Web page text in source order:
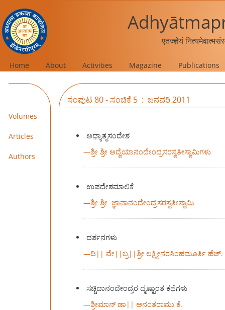
एतज्ज्ञेयं
Home About Activities Magazine Publications
Volumes
Articles
Authors
ಸಂಪುಟ 80 - ಸಂಚಿಕೆ 5 : ಜನವರಿ 2011
ಅಧ್ಯಾತ್ಮಸಂದೇಶ
—ಶ್ರೀ ಶ್ರೀ ಅದ್ವೆಯಾನಂದೇಂದ್ರಸರಸ್ವತೀಸ್ವಾಮಿಗಳು
ಉಪದೇಶಮಾಲಿಕೆ
—ಶ್ರೀ ಶ್ರೀ ಜ್ಞಾನಾನಂದೇಂದ್ರಸರಸ್ವತೀಸ್ವಾಮಿ
ದರ್ಶನಗಳು
—ದಿ|| ವೇ||ಬ್ರ||ಶ್ರೀ ಲಕ್ಷ್ಮೀನರಸಿಂಹಮೂರ್ತಿ
ಸಚ್ಚಿದಾನಂದೇಂದ್ರರ ದೃಷ್ಟಾಂತ ಕಥೆಗಳು
—ಶ್ರೀಮಾನ್ ಡಾ|| ಅನಂತರಾಮು ಕೆ.